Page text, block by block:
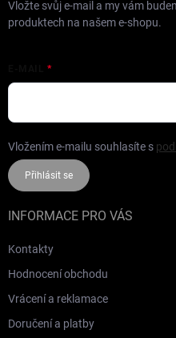
Vložte svůj e-mail a my vám
produktech na našem e-shopu.
Vložením e-mailu souhlasíte s
Přihlásit se
INFORMACE PRO VÁS
Kontakty
Hodnocení obchodu
Vrácení a reklamace
Doručení a platby